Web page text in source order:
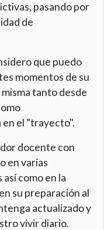
pasando por
de
que puedo
momentos de su
tanto desde
en el "trayecto".
docente con
en varias
como en la
su preparación al
actualizado y
vivir diario.